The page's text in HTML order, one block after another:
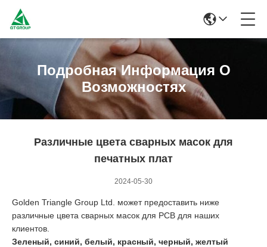
Подробная Информация О
Возможностях
Различные цвета сварных масок для
печатных плат
2024-05-30
Golden Triangle Group Ltd. может предоставить ниже
различные цвета сварных масок для PCB для наших
клиентов.
Зеленый, синий, белый, красный, черный, желтый